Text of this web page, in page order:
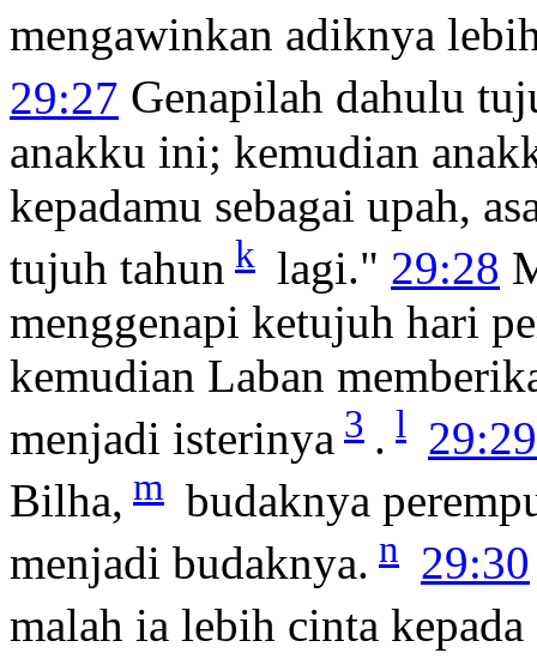
mengawinkan adiknya
29:27 Genapilah dahulu
anakku ini; kemudian
kepadamu sebagai upah,
tujuh tahun k lagi." 29:28
menggenapi ketujuh hari
kemudian Laban
menjadi isterinya 3 . l
29:29
Bilha, m budaknya
menjadi budaknya. n 29:30
malah ia lebih cinta